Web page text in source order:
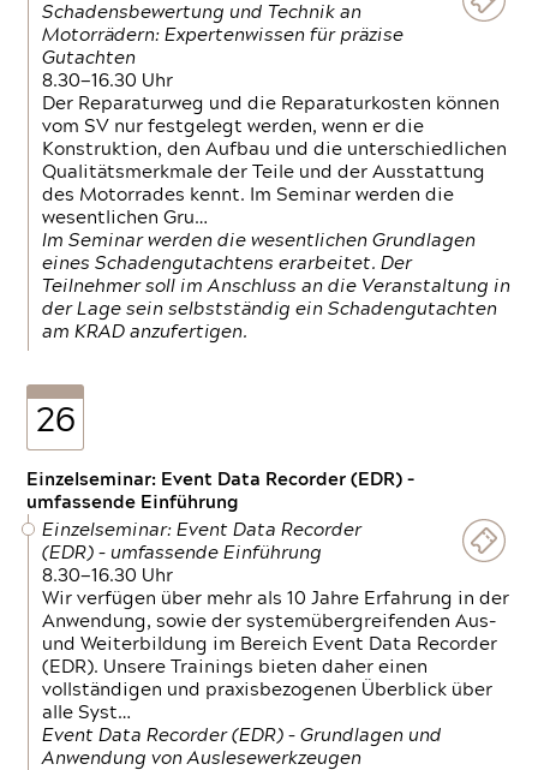
Schadensbewertung und Technik an
Motorrädern: Expertenwissen für präzise
Gutachten
8.30—16.30 Uhr
Der Reparaturweg und die Reparaturkosten können
vom SV nur festgelegt werden, wenn er die
Konstruktion, den Aufbau und die unterschiedlichen
Qualitätsmerkmale der Teile und der Ausstattung
des Motorrades kennt. Im Seminar werden die
wesentlichen Gru…
Im Seminar werden die wesentlichen Grundlagen
eines Schadengutachtens erarbeitet. Der
Teilnehmer soll im Anschluss an die Veranstaltung in
der Lage sein selbstständig ein Schadengutachten
am KRAD anzufertigen.
26
Einzelseminar: Event Data Recorder (EDR) –
umfassende Einführung
Einzelseminar: Event Data Recorder
(EDR) – umfassende Einführung
8.30—16.30 Uhr
Wir verfügen über mehr als 10 Jahre Erfahrung in der
Anwendung, sowie der systemübergreifenden Aus-
und Weiterbildung im Bereich Event Data Recorder
(EDR). Unsere Trainings bieten daher einen
vollständigen und praxisbezogenen Überblick über
alle Syst…
Event Data Recorder (EDR) – Grundlagen und
Anwendung von Auslesewerkzeugen